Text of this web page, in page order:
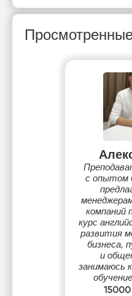
с опытом
компаний
курс
развития
бизнеса,
и
занимаюсь
обучением.